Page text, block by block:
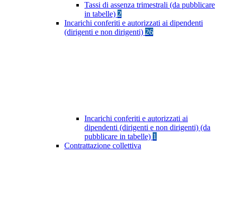
Tassi di assenza trimestrali (da pubblicare
in tabelle) 2
Incarichi conferiti e autorizzati ai dipendenti
(dirigenti e non dirigenti) 26
Incarichi conferiti e autorizzati ai
dipendenti (dirigenti e non dirigenti) (da
pubblicare in tabelle) 1
Contrattazione collettiva